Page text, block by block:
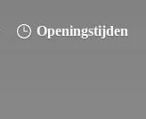
Openingstijden